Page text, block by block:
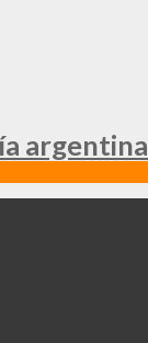
argentina